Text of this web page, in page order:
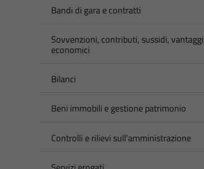
Bandi di gara e contratti
Sovvenzioni, contributi, sussidi, vantaggi
economici
Bilanci
Beni immobili e gestione patrimonio
Controlli e rilievi sull'amministrazione